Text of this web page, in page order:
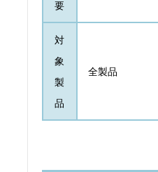
要
対
象
製
品
全製品